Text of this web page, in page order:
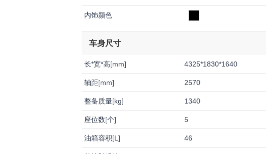
内饰颜色
车身尺寸
长*宽*高[mm] 4325*1830*1640
轴距[mm] 2570
整备质量[kg] 1340
座位数[个] 5
油箱容积[L] 46